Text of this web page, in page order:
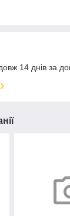
14 днів за